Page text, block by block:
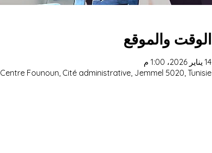
الوقت والموقع
14 يناير 2026، 1:00 م
Centre Founoun, Cité administrative, Jemmel 5020, Tunisie